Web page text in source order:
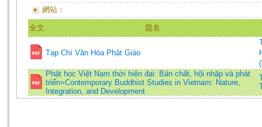
網站：
全文 題名
Tạp Chí Văn Hóa Phật Giáo
Phật học Việt Nam thời hiện đại: Bản chất, hội nhập và phát
triển=Contemporary Buddhist Studies in Vietnam: Nature,
Integration, and Development